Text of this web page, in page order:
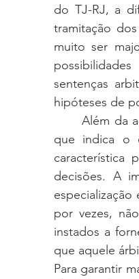
do TJ-RJ, a
tramitação
muito ser
sentenças
hipóteses de
	Além da agilidade, outra vantagem da arbitragem apontada pela pesquisa do CBAr e
que indica o
característica
decisões. A
por vezes,
instados a
que aquele
Para garantir